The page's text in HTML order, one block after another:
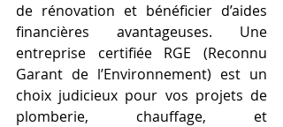
de rénovation et bénéficier d’aides
financières avantageuses. Une
entreprise certifiée RGE (Reconnu
Garant de l’Environnement) est un
choix judicieux pour vos projets de
plomberie, chauffage, et